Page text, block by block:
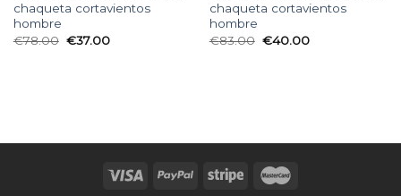
chaqueta cortavientos
hombre
€78.00 €37.00
chaqueta cortavientos
hombre
€83.00 €40.00